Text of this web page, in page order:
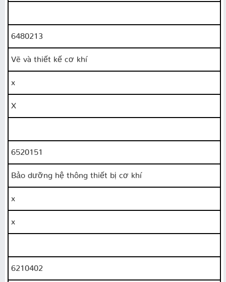
6480213
Vẽ và thiết kế cơ khí
x
X
6520151
Bảo dưỡng hệ thông thiết bị cơ khí
x
x
6210402